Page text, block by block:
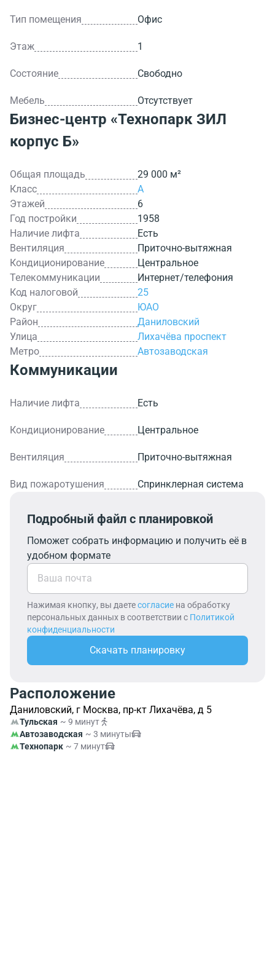
Тип помещения Офис
Этаж 1
Состояние Свободно
Мебель Отсутствует
Бизнес-центр «Технопарк ЗИЛ
корпус Б»
Общая площадь
29 000 м²
Класс
A
Этажей
6
Год постройки
1958
Наличие лифта
Есть
Вентиляция
Приточно-вытяжная
Кондиционирование
Центральное
Телекоммуникации
Интернет/телефония
Код налоговой
25
Округ
ЮАО
Район
Даниловский
Улица
Лихачёва проспект
Метро
Автозаводская
Коммуникации
Наличие лифта Есть
Кондиционирование Центральное
Вентиляция Приточно-вытяжная
Вид пожаротушения Спринклерная система
Подробный файл с планировкой
Поможет собрать информацию и получить её в
удобном формате
Нажимая кнопку, вы даетесогласие на обработку
персональных данных в соответствии с Политикой
конфиденциальности
Скачать планировку
Расположение
Даниловский, г Москва, пр-кт Лихачёва, д 5
Тульская ~ 9 минут
Автозаводская ~ 3 минуты
Технопарк ~ 7 минут